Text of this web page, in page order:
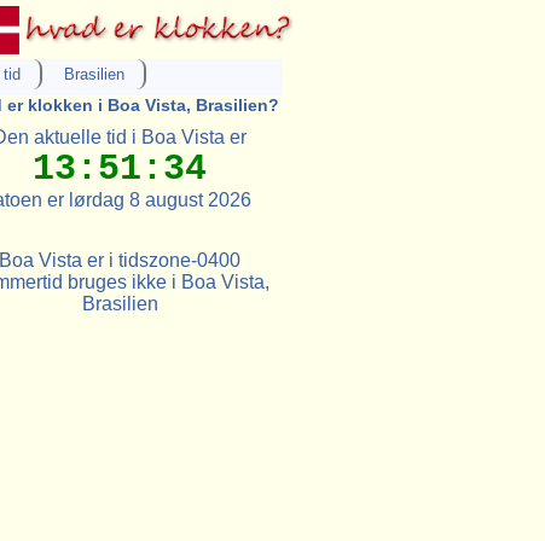
tid Brasilien
er klokken i Boa Vista, Brasilien?
aktuelle tid i Boa Vista er
13:51:34
er lørdag 8 august 2026
Boa Vista er i tidszone-0400
bruges ikke i Boa Vista,
Brasilien